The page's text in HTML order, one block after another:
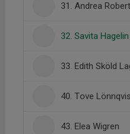
31. Andrea
32. Savita Hagelin
33. Edith Sköld
40. Tove
43. Elea Wigren